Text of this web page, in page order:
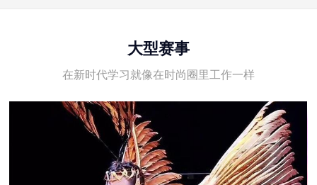
大型赛事
在新时代学习就像在时尚圈里工作一样